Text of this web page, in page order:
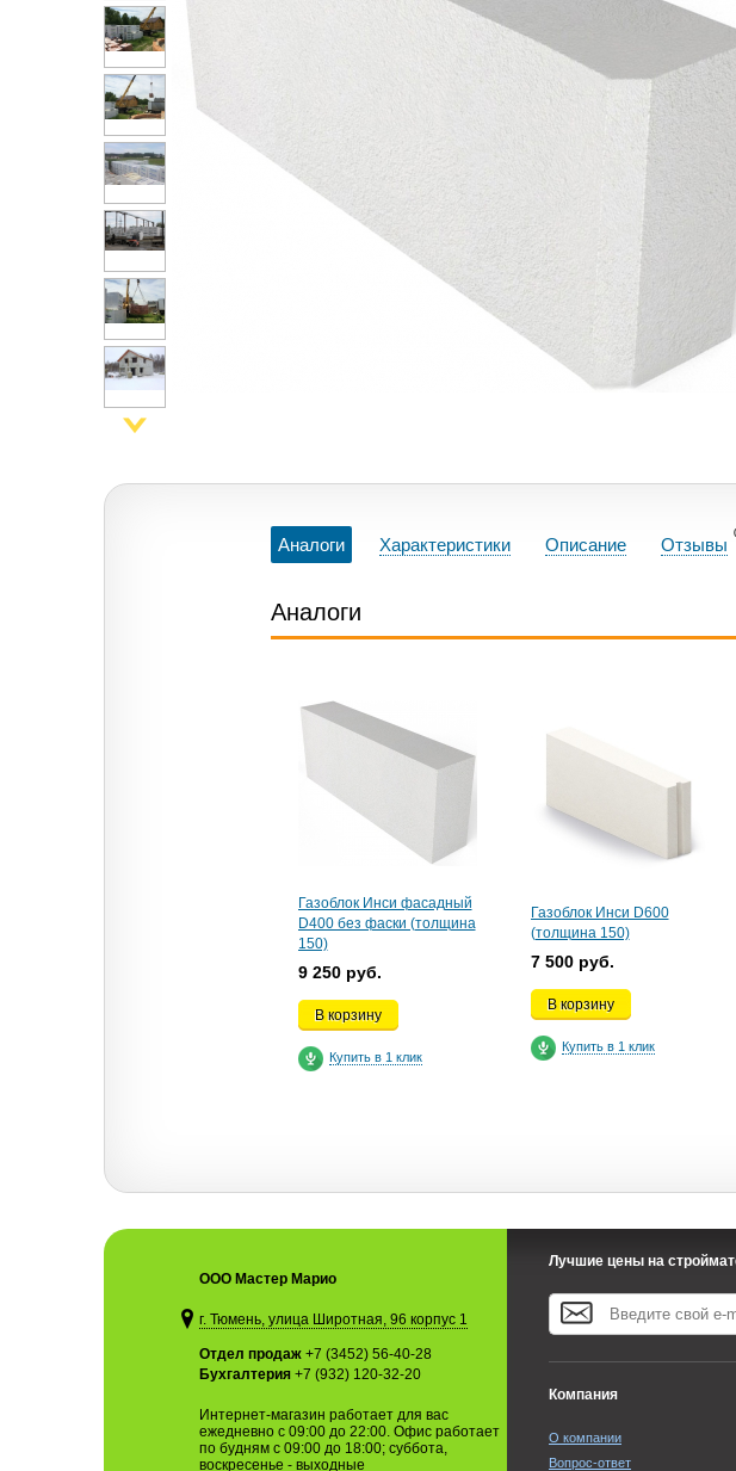
Аналоги Характеристики Описание Отзывы
Аналоги
Газоблок Инси фасадный
D400 без фаски (толщина
150)
9 250 руб.
В корзину
Купить в 1 клик
Газоблок Инси D600
(толщина 150)
7 500 руб.
В корзину
Купить в 1 клик
ООО Мастер Марио
г. Тюмень, улица Широтная, 96 корпус 1
Отдел продаж +7 (3452) 56-40-28
Бухгалтерия +7 (932) 120-32-20
Интернет-магазин работает для вас
ежедневно с 09:00 до 22:00. Офис работает
по будням с 09:00 до 18:00; суббота,
воскресенье - выходные
Лучшие цены на
Компания
О компании
Вопрос-ответ